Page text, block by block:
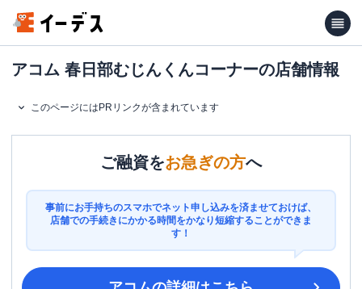
アコム 春日部むじんくんコーナーの店舗情報
このページにはPRリンクが含まれています
ご融資をお急ぎの方へ
事前にお手持ちのスマホでネット申し込みを済ませておけば、
店舗での手続きにかかる時間をかなり短縮することができま
す！